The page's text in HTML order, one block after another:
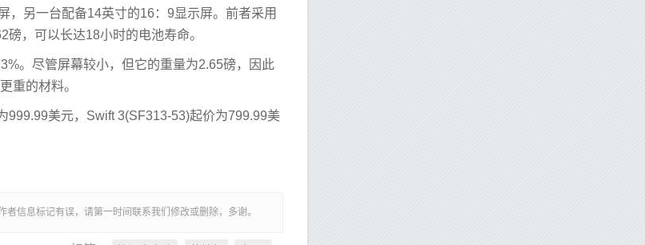
，另一台配备14英寸的16：9显示屏。前者采用
，可以长达18小时的电池寿命。
。尽管屏幕较小，但它的重量为2.65磅，因此
重的材料。
999.99美元，Swift 3(SF313-53)起价为799.99美
信息标记有误，请第一时间联系我们修改或删除，多谢。